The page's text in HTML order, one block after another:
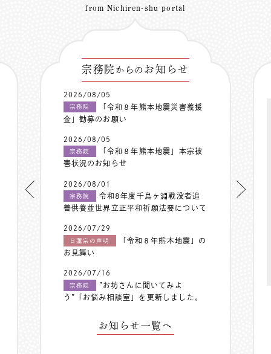
from Nichiren-shu portal
宗務院 からの お知らせ
2026/08/05
宗務院
「令和８年熊本地震災害義援
金」勧募のお願い
2026/08/05
宗務院
「令和８年熊本地震」本宗被
害状況のお知らせ
2026/08/01
宗務院
令和8年度千鳥ヶ淵戦没者追
善供養並世界立正平和祈願法要について
2026/07/29
日蓮宗の声明
「令和８年熊本地震」の
お見舞い
2026/07/16
宗務院
”お坊さんに聞いてみよ
う”「お悩み相談室」を更新しました。
お知らせ一覧へ